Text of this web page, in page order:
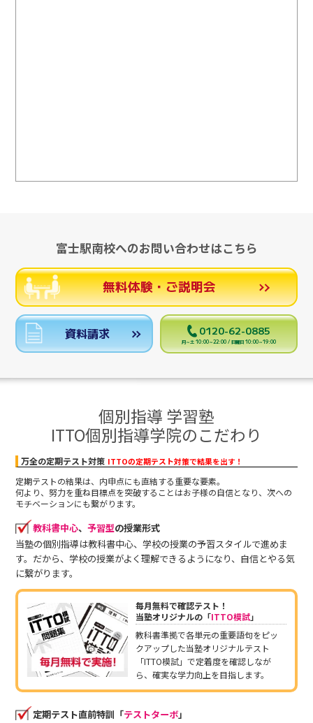
富士駅南校へのお問い合わせはこちら
無料体験・ご説明会
資料請求 0120-62-0885
月～土 10:00～22:00 / 日曜日 10:00～19:00
個別指導 学習塾
ITTO個別指導学院のこだわり
万全の定期テスト対策 ITTOの定期テスト対策で結果を出す！
定期テストの結果は、内申点にも直結する重要な要素。
何より、努力を重ね目標点を突破することはお子様の自信となり、次への
モチベーションにも繋がります。
教科書中心、 予習型の授業形式
当塾の個別指導は教科書中心、学校の授業の予習スタイルで進めま
す。だから、学校の授業がよく理解できるようになり、自信とやる気
に繋がります。
毎月無料で確認テスト！
当塾オリジナルの「ITTO模試」
教科書準拠で各単元の重要語句をピッ
クアップした当塾オリジナルテスト
「ITTO模試」で定着度を確認しなが
ら、確実な学力向上を目指します。
定期テスト直前特訓「テストターボ」